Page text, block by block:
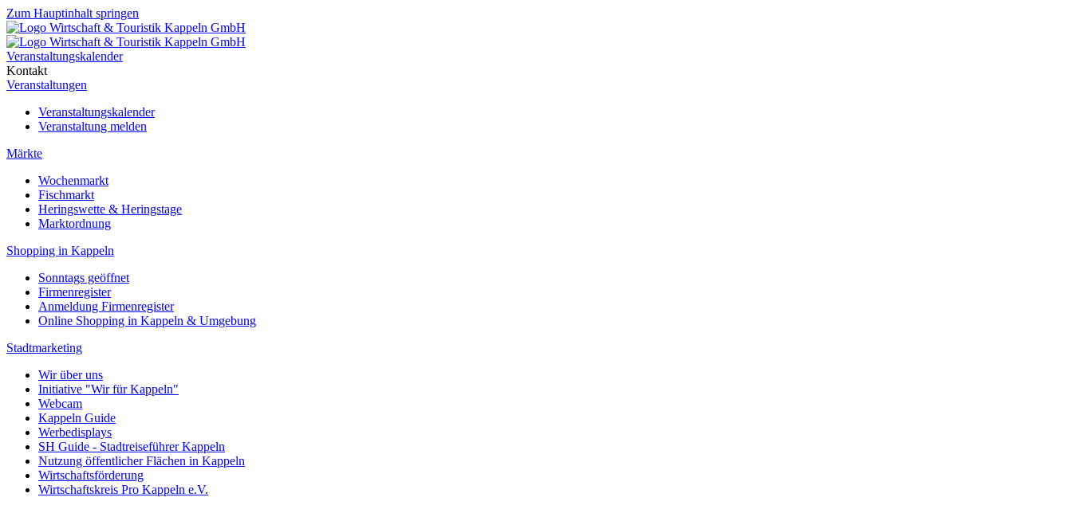
Zum Hauptinhalt springen
Veranstaltungskalender
Kontakt
Veranstaltungen
Veranstaltungskalender
Veranstaltung melden
Märkte
Wochenmarkt
Fischmarkt
Heringswette & Heringstage
Marktordnung
Shopping in Kappeln
Sonntags geöffnet
Firmenregister
Anmeldung Firmenregister
Online Shopping in Kappeln & Umgebung
Stadtmarketing
Wir über uns
Initiative "Wir für Kappeln"
Webcam
Kappeln Guide
Werbedisplays
SH Guide - Stadtreiseführer Kappeln
Nutzung öffentlicher Flächen in Kappeln
Wirtschaftsförderung
Wirtschaftskreis Pro Kappeln e.V.